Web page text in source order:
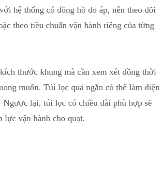
hệ thống có đồng hồ đo áp, nên theo dõi
theo tiêu chuẩn vận hành riêng của từng
thước khung mà cần xem xét đồng thời
muốn. Túi lọc quá ngắn có thể làm diện
Ngược lại, túi lọc có chiều dài phù hợp sẽ
vận hành cho quạt.